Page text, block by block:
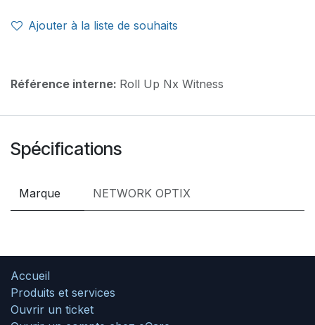
Ajouter à la liste de souhaits
Référence interne: Roll Up Nx Witness
Spécifications
Marque NETWORK OPTIX
Accueil
Produits et services
Ouvrir un ticket